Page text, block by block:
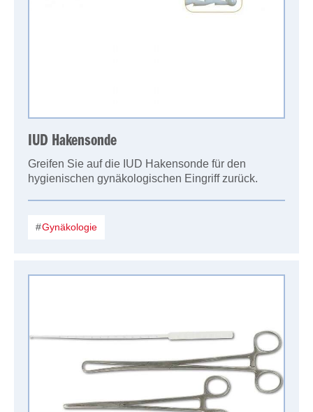
IUD Hakensonde
Greifen Sie auf die IUD Hakensonde für den
hygienischen gynäkologischen Eingriff zurück.
Gynäkologie